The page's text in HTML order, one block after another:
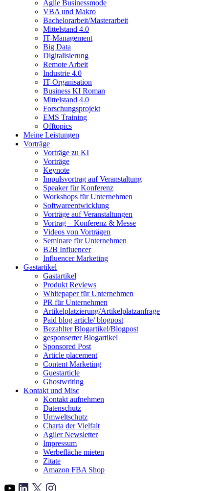
Agile Businessmode
VBA und Makro
Bachelorarbeit/Masterarbeit
Mittelstand 4.0
IT-Management
Big Data
Digitalisierung
Remote Arbeit
Industrie 4.0
IT-Organisation
Business KI Roman
Mittelstand 4.0
Forschungsprojekt
EMS Training
Offtopics
Meine Leistungen
Vorträge
Vorträge zu KI
Vorträge
Keynote
Impulsvortrag auf Veranstaltung
Speaker für Konferenz
Workshops für Unternehmen
Softwareentwicklung
Vorträge auf Veranstaltungen
Vortrag – Konferenz & Messe
Videos von Vorträgen
Seminare für Unternehmen
B2B Influencer
Influencer Marketing
Gastartikel
Gastartikel
Produkt Reviews
Whitepaper für Unternehmen
PR für Unternehmen
Artikelplatzierung/Artikelplatzanfrage
Paid blog article/ blogpost
Bezahlter Blogartikel/Blogpost
gesponserter Blogartikel
Sponsored Post
Article placement
Content Marketing
Guestarticle
Ghostwriting
Kontakt und Misc
Kontakt aufnehmen
Datenschutz
Umweltschutz
Charta der Vielfalt
Agiler Newsletter
Impressum
Werbefläche mieten
Zitate
Amazon FBA Shop